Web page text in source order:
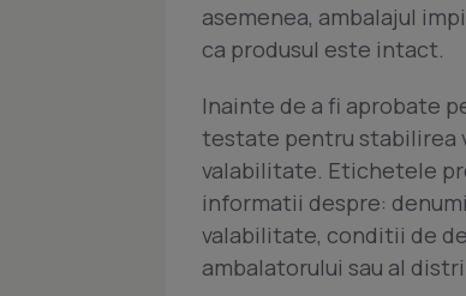
asemenea, ambalajul
ca produsul este intact.
Inainte de a fi aprobate
testate pentru stabilirea
valabilitate. Etichetele
informatii despre:
valabilitate, conditii de
ambalatorului sau al